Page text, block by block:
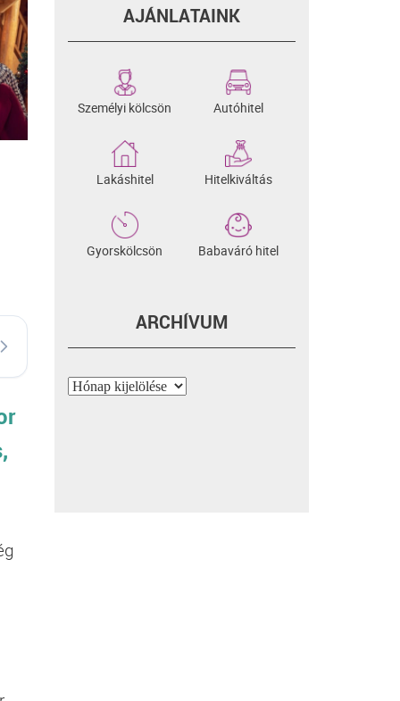
AJÁNLATAINK
Személyi kölcsön Autóhitel
Lakáshitel Hitelkiváltás
Gyorskölcsön Babaváró hitel
ARCHÍVUM
Archívum